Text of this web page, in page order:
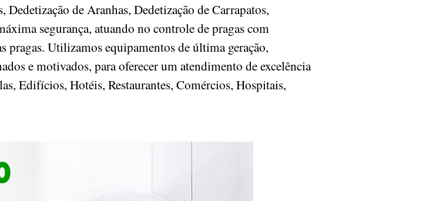
de Aranhas, Dedetização de Carrapatos,
segurança, atuando no controle de pragas com
Utilizamos equipamentos de última geração,
e motivados, para oferecer um atendimento de excelência
Edifícios, Hotéis, Restaurantes, Comércios, Hospitais,